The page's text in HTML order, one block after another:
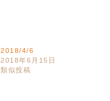
2018/4/6
2018年6月15日
類似投稿